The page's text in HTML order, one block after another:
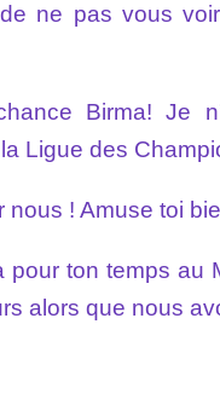
ne pas vous
Birma! Je
Ligue des
nous ! Amuse toi
pour ton temps au
alors que nous